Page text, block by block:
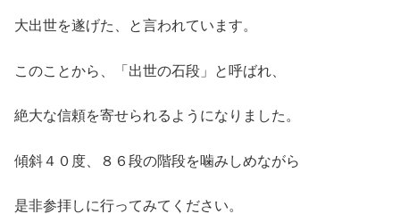
大出世を遂げた、と言われています。
このことから、「出世の石段」と呼ばれ、
絶大な信頼を寄せられるようになりました。
傾斜４０度、８６段の階段を噛みしめながら
是非参拝しに行ってみてください。